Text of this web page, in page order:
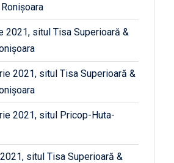
2021, situl Tisa Superioară &
2021, situl Tisa Superioară &
2021, situl Pricop-Huta-
situl Tisa Superioară &